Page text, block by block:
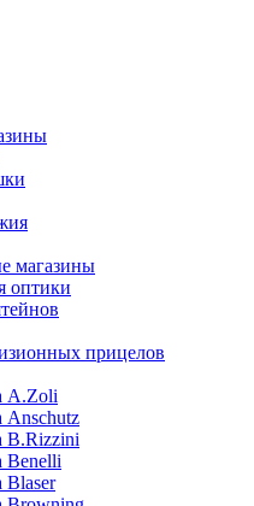
магазины
оптики
прицелов
A.Zoli
B.Rizzini